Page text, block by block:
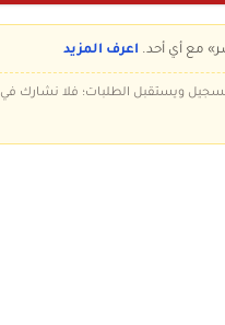
مع أي أحد. اعرف المزيد
ويستقبل الطلبات؛ فلا نشارك